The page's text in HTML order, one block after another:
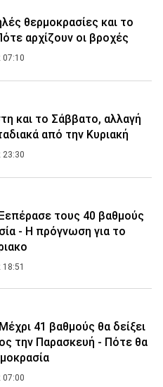
θερμοκρασίες και το
αρχίζουν οι βροχές
07:10
και το Σάββατο, αλλαγή
από την Κυριακή
23:30
τους 40 βαθμούς
- Η πρόγνωση για το
41 βαθμούς θα δείξει
την Παρασκευή - Πότε θα
07:00